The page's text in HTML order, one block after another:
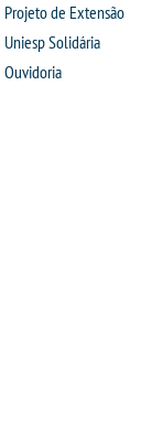
Projeto de Extensão
Uniesp Solidária
Ouvidoria